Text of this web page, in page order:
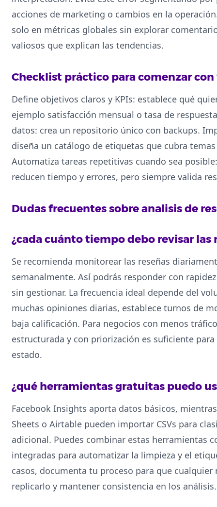
acciones de marketing o cambios en la
solo en métricas globales sin explorar
valiosos que explican las tendencias.
Checklist práctico para comenzar
Define objetivos claros y KPIs: establece qué
ejemplo satisfacción mensual o tasa de
datos: crea un repositorio único con backups.
diseña un catálogo de etiquetas que cubra
Automatiza tareas repetitivas cuando sea
reducen tiempo y errores, pero siempre valida
Dudas frecuentes sobre analisis de
¿cada cuánto tiempo debo revisar las
Se recomienda monitorear las reseñas
semanalmente. Así podrás responder con
sin gestionar. La frecuencia ideal depende del
muchas opiniones diarias, establece turnos de
baja calificación. Para negocios con menos
estructurada y con priorización es suficiente
estado.
¿qué herramientas gratuitas puedo
Facebook Insights aporta datos básicos,
Sheets o Airtable pueden importar CSVs para
adicional. Puedes combinar estas herramientas
integradas para automatizar la limpieza y el
casos, documenta tu proceso para que
replicarlo y mantener consistencia en los análisis.